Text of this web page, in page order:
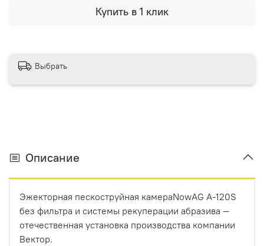
Купить в 1 клик
Выбрать
Описание
Эжекторная пескоструйная камераNowAG A-120S
без фильтра и системы рекуперации абразива —
отечественная установка производства компании
Вектор.